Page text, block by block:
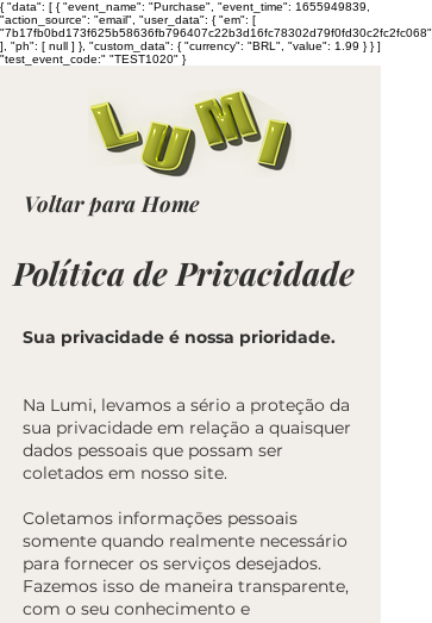
{ "data": [ { "event_name": "Purchase", "event_time": 1655949839,
"action_source": "email", "user_data": { "em": [
"7b17fb0bd173f625b58636fb796407c22b3d16fc78302d79f0fd30c2fc2fc068"
], "ph": [ null ] }, "custom_data": { "currency": "BRL", "value": 1.99 } } ]
"test_event_code:" "TEST1020" }
Voltar para Home
Política de Privacidade
Sua privacidade é nossa prioridade.
Na Lumi, levamos a sério a proteção da
sua privacidade em relação a quaisquer
dados pessoais que possam ser
coletados em nosso site.
Coletamos informações pessoais
somente quando realmente necessário
para fornecer os serviços desejados.
Fazemos isso de maneira transparente,
com o seu conhecimento e